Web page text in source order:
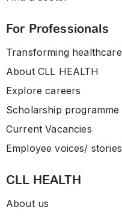
For Professionals
Transforming healthcare
About CLL HEALTH
Explore careers
Scholarship programme
Current Vacancies
Employee voices/ stories
CLL HEALTH
About us